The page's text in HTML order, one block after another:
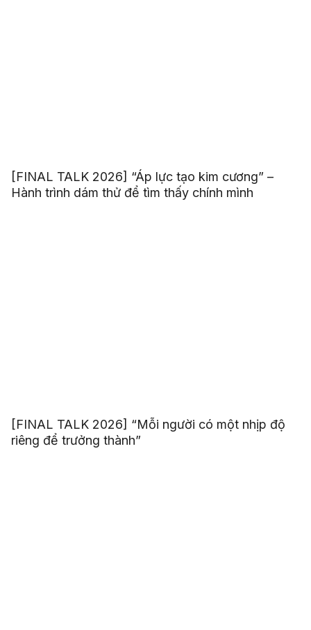
[FINAL TALK 2026] “Áp lực tạo kim cương” –
Hành trình dám thử để tìm thấy chính mình
[FINAL TALK 2026] “Mỗi người có một nhịp độ
riêng để trưởng thành”